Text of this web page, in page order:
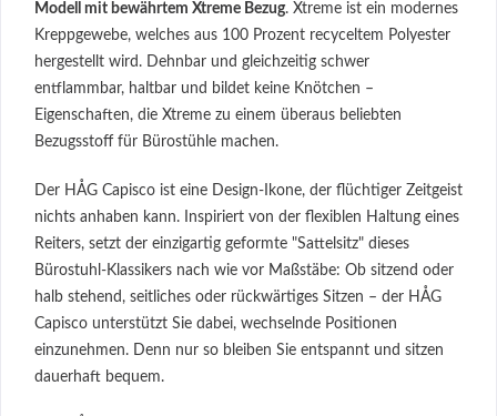
Modell mit bewährtem Xtreme Bezug. Xtreme ist ein modernes
Kreppgewebe, welches aus 100 Prozent recyceltem Polyester
hergestellt wird. Dehnbar und gleichzeitig schwer
entflammbar, haltbar und bildet keine Knötchen –
Eigenschaften, die Xtreme zu einem überaus beliebten
Bezugsstoff für Bürostühle machen.
Der HÅG Capisco ist eine Design-Ikone, der flüchtiger Zeitgeist
nichts anhaben kann. Inspiriert von der flexiblen Haltung eines
Reiters, setzt der einzigartig geformte "Sattelsitz" dieses
Bürostuhl-Klassikers nach wie vor Maßstäbe: Ob sitzend oder
halb stehend, seitliches oder rückwärtiges Sitzen – der HÅG
Capisco unterstützt Sie dabei, wechselnde Positionen
einzunehmen. Denn nur so bleiben Sie entspannt und sitzen
dauerhaft bequem.